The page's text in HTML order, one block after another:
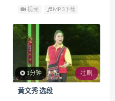
视频 MP3下载
1分钟 壮剧
黄文秀 选段